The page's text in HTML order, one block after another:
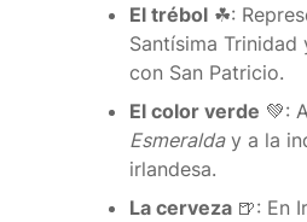
El trébol ☘:
Santísima Trinidad
con San Patricio.
El color verde 💚:
Esmeralday a la
irlandesa.
La cerveza 🍺: En